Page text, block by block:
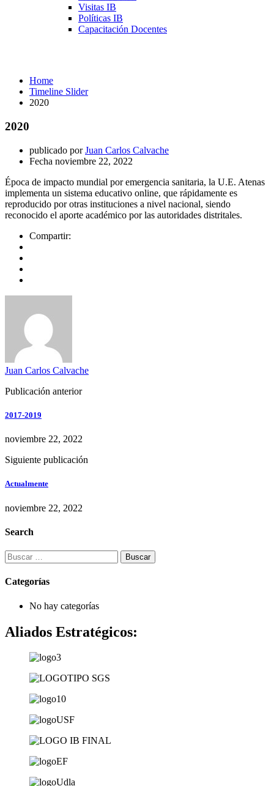
Visitas IB
Políticas IB
Capacitación Docentes
Home
Timeline Slider
2020
2020
publicado por Juan Carlos Calvache
Fecha noviembre 22, 2022
Época de impacto mundial por emergencia sanitaria, la U.E. Atenas
implementa un sistema educativo online, que rápidamente es
reproducido por otras instituciones a nivel nacional, siendo
reconocido el aporte académico por las autoridades distritales.
Compartir:
Juan Carlos Calvache
Publicación anterior
2017-2019
noviembre 22, 2022
Siguiente publicación
Actualmente
noviembre 22, 2022
Search
Buscar:
Categorías
No hay categorías
Aliados Estratégicos: